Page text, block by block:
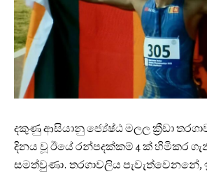
දකුණු ආසියානු ජ්‍යේෂ්ඨ මලල ක්‍රීඩා
දිනය වූ ඊයේ රන්පදක්කම් 4 ක් හිමිකර
සමත්වුණා. තරගාවලිය පැවැත්වෙනනේ,